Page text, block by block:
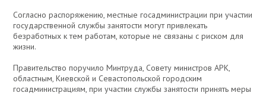
Согласно распоряжению, местные госадминистрации при участии
государственной службы занятости могут привлекать
безработных к тем работам, которые не связаны с риском для
жизни.
Правительство поручило Минтруда, Совету министров АРК,
областным, Киевской и Севастопольской городским
госадминистрациям, при участии службы занятости принять меры